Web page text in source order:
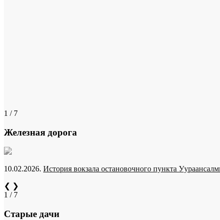
1 / 7
Железная дорога
10.02.2026. История вокзала остановочного пункта
❮ ❯
1 / 7
Старые дачи